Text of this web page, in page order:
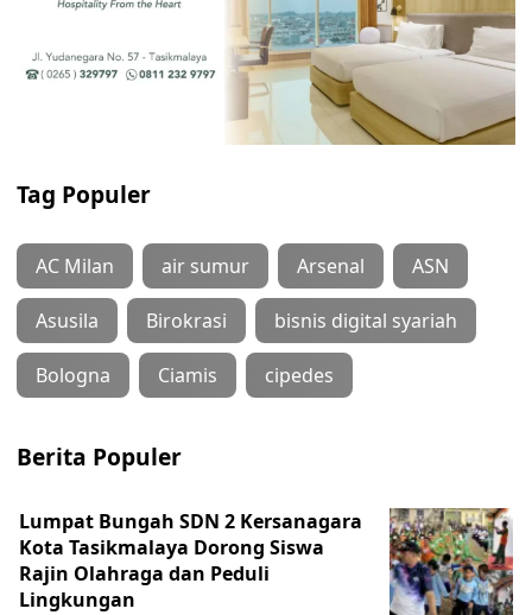
Tag Populer
AC Milan air sumur Arsenal ASN
Asusila Birokrasi bisnis digital syariah
Bologna Ciamis cipedes
Berita Populer
Lumpat Bungah SDN 2 Kersanagara
Kota Tasikmalaya Dorong Siswa
Rajin Olahraga dan Peduli
Lingkungan